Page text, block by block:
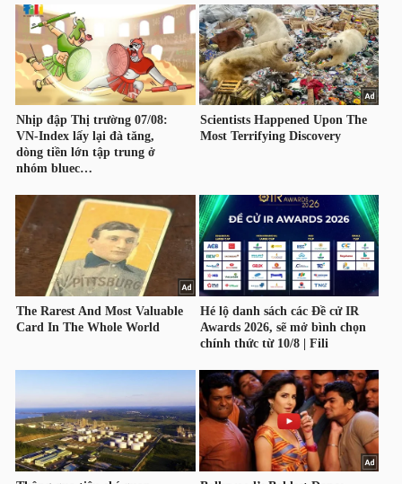
CHÍNH
HÀNG
HÓA
KINH
TẾ
THẾ
GIỚI
ĐÔNG
DƯƠNG